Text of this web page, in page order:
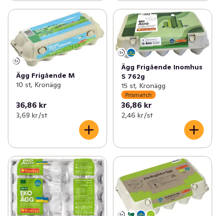
Ägg Frigående M
10 st, Kronägg
36,86 kr
3,69 kr /st
Ägg Frigående Inomhus
S 762g
15 st, Kronägg
Prismatch
36,86 kr
2,46 kr /st